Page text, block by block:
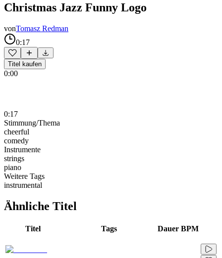
Christmas Jazz Funny Logo
vonTomasz Redman
0:17
Titel kaufen
0:00
0:17
Stimmung/Thema
cheerful
comedy
Instrumente
strings
piano
Weitere Tags
instrumental
Ähnliche Titel
Titel Tags Dauer BPM